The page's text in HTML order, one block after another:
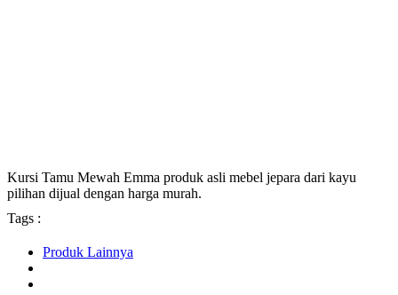
Kursi Tamu Mewah Emma produk asli mebel jepara dari kayu
pilihan dijual dengan harga murah.
Tags :
Produk Lainnya